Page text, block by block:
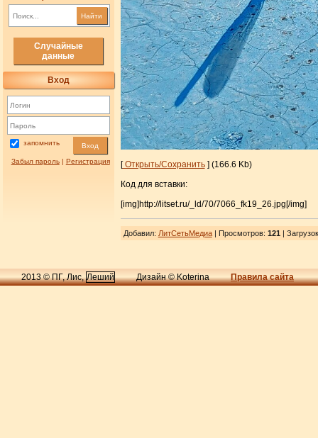
Найти
Случайные
данные
Вход
запомнить Вход
Забыл пароль| Регистрация [Открыть/Сохранить] (166.6 Kb)
Код для вставки:
[img]http://litset.ru/_ld/70/7066_fk19_26.jpg[/img]
Добавил: ЛитСетьМедиа| Просмотров: 121| Загрузок
2013 © ПГ, Лис,Леший Дизайн © Koterina Правила сайта